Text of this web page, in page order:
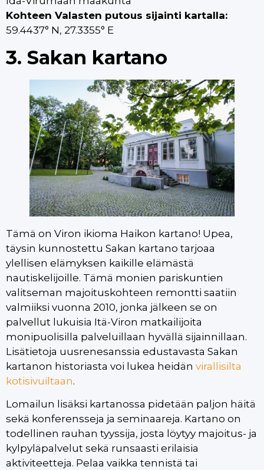
Kohteen Valasten putous sijainti kartalla:
59.4437° N, 27.3355° E
3. Sakan kartano
Tämä on Viron ikioma Haikon kartano! Upea,
täysin kunnostettu Sakan kartano tarjoaa
ylellisen elämyksen kaikille elämästä
nautiskelijoille. Tämä monien pariskuntien
valitseman majoituskohteen remontti saatiin
valmiiksi vuonna 2010, jonka jälkeen se on
palvellut lukuisia Itä-Viron matkailijoita
monipuolisilla palveluillaan hyvällä sijainnillaan.
Lisätietoja uusrenesanssia edustavasta Sakan
kartanon historiasta voi lukea heidän virallisilta
kotisivuiltaan.
Lomailun lisäksi kartanossa pidetään paljon häitä
sekä konferensseja ja seminaareja. Kartano on
todellinen rauhan tyyssija, josta löytyy majoitus- ja
kylpyläpalvelut sekä runsaasti erilaisia
aktiviteetteja. Pelaa vaikka tennistä tai